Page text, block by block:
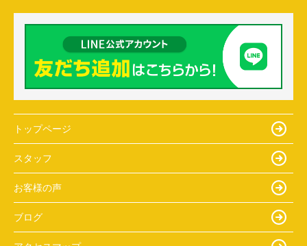
トップページ
スタッフ
お客様の声
ブログ